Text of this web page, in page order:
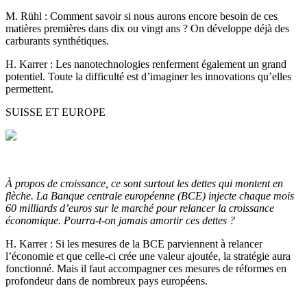
M. Rühl : Comment savoir si nous aurons encore besoin de ces
matières premières dans dix ou vingt ans ? On développe déjà des
carburants synthétiques.
H. Karrer: Les nanotechnologies renferment également un grand
potentiel. Toute la difficulté est d’imaginer les innovations qu’elles
permettent.
SUISSE ET EUROPE
À propos de croissance, ce sont surtout les dettes qui montent en
flèche. La Banque centrale européenne (BCE) injecte chaque mois
60 milliards d’euros sur le marché pour relancer la croissance
économique. Pourra-t-on jamais amortir ces dettes ?
H. Karrer: Si les mesures de la BCE parviennent à relancer
l’économie et que celle-ci crée une valeur ajoutée, la stratégie aura
fonctionné. Mais il faut accompagner ces mesures de réformes en
profondeur dans de nombreux pays européens.